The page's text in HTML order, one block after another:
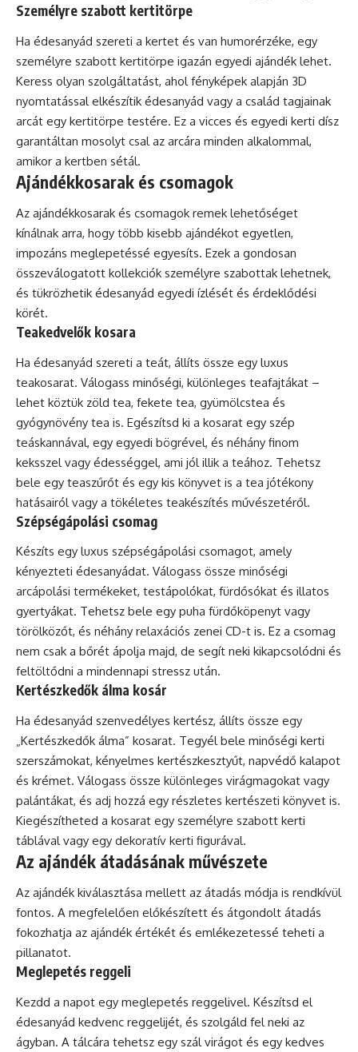
Személyre szabott kertitörpe
Ha édesanyád szereti a kertet és van humorérzéke, egy
személyre szabott kertitörpe igazán egyedi ajándék lehet.
Keress olyan szolgáltatást, ahol fényképek alapján 3D
nyomtatással elkészítik édesanyád vagy a család tagjainak
arcát egy kertitörpe testére. Ez a vicces és egyedi kerti dísz
garantáltan mosolyt csal az arcára minden alkalommal,
amikor a kertben sétál.
Ajándékkosarak és csomagok
Az ajándékkosarak és csomagok remek lehetőséget
kínálnak arra, hogy több kisebb ajándékot egyetlen,
impozáns meglepetéssé egyesíts. Ezek a gondosan
összeválogatott kollekciók személyre szabottak lehetnek,
és tükrözhetik édesanyád egyedi ízlését és érdeklődési
körét.
Teakedvelők kosara
Ha édesanyád szereti a teát, állíts össze egy luxus
teakosarat. Válogass minőségi, különleges teafajtákat –
lehet köztük zöld tea, fekete tea, gyümölcstea és
gyógynövény tea is. Egészítsd ki a kosarat egy szép
teáskannával, egy egyedi bögrével, és néhány finom
keksszel vagy édességgel, ami jól illik a teához. Tehetsz
bele egy teaszűrőt és egy kis könyvet is a tea jótékony
hatásairól vagy a tökéletes teakészítés művészetéről.
Szépségápolási csomag
Készíts egy luxus szépségápolási csomagot, amely
kényezteti édesanyádat. Válogass össze minőségi
arcápolási termékeket, testápolókat, fürdősókat és illatos
gyertyákat. Tehetsz bele egy puha fürdőköpenyt vagy
törölközőt, és néhány relaxációs zenei CD-t is. Ez a csomag
nem csak a bőrét ápolja majd, de segít neki kikapcsolódni és
feltöltődni a mindennapi stressz után.
Kertészkedők álma kosár
Ha édesanyád szenvedélyes kertész, állíts össze egy
„Kertészkedők álma” kosarat. Tegyél bele minőségi kerti
szerszámokat, kényelmes kertészkesztyűt, napvédő kalapot
és krémet. Válogass össze különleges virágmagokat vagy
palántákat, és adj hozzá egy részletes kertészeti könyvet is.
Kiegészítheted a kosarat egy személyre szabott kerti
táblával vagy egy dekoratív kerti figurával.
Az ajándék átadásának művészete
Az ajándék kiválasztása mellett az átadás módja is rendkívül
fontos. A megfelelően előkészített és átgondolt átadás
fokozhatja az ajándék értékét és emlékezetessé teheti a
pillanatot.
Meglepetés reggeli
Kezdd a napot egy meglepetés reggelivel. Készítsd el
édesanyád kedvenc reggelijét, és szolgáld fel neki az
ágyban. A tálcára tehetsz egy szál virágot és egy kedves